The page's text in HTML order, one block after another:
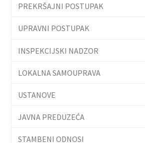
PREKRŠAJNI POSTUPAK
UPRAVNI POSTUPAK
INSPEKCIJSKI NADZOR
LOKALNA SAMOUPRAVA
USTANOVE
JAVNA PREDUZEĆA
STAMBENI ODNOSI